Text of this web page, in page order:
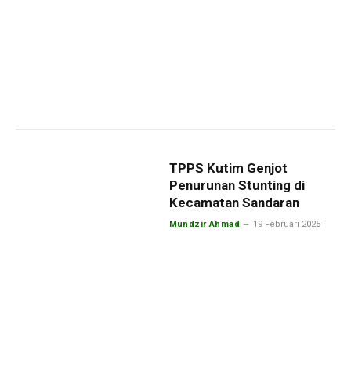
TPPS Kutim Genjot
Penurunan Stunting di
Kecamatan Sandaran
Mundzir Ahmad 19 Februari 2025